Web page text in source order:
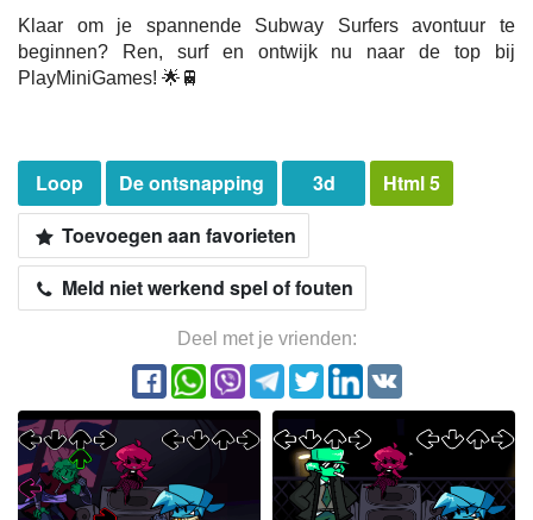
Klaar om je spannende Subway Surfers avontuur te
beginnen? Ren, surf en ontwijk nu naar de top bij
PlayMiniGames! 🌟🚆
Loop De ontsnapping 3d
Html 5
Toevoegen aan favorieten
Meld niet werkend spel of fouten
Deel met je vrienden: